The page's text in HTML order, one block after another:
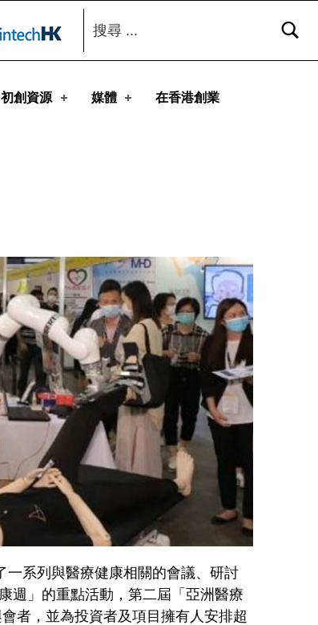
初創資源 媒體 在香港創業
搜尋：
系列與醫療健康相關的會議、研討
週」的重點活動，第二屆「亞洲醫療
者，並為投資者及項目擁有人安排超